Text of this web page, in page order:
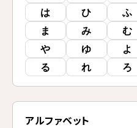
は
ひ ふ
ま
み む
や
ゆ よ
る
れ ろ
アルファベット